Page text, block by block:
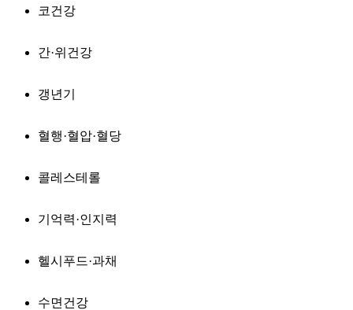
코건강
간·위건강
갱년기
혈행·혈압·혈당
콜레스테롤
기억력·인지력
헬시푸드·과채
수면건강